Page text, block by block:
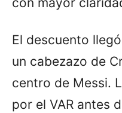
El descuento
un cabezazo de
centro de Messi.
por el VAR antes